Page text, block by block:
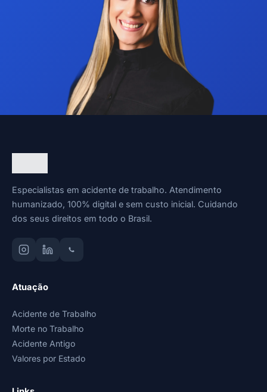
Especialistas em acidente de trabalho. Atendimento
humanizado, 100% digital e sem custo inicial. Cuidando
dos seus direitos em todo o Brasil.
Atuação
Acidente de Trabalho
Morte no Trabalho
Acidente Antigo
Valores por Estado